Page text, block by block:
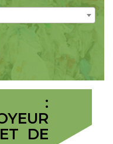
:
DE